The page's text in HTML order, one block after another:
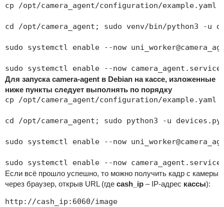
cp /opt/camera_agent/configuration/example.yaml
cd /opt/camera_agent; sudo venv/bin/python3 -u
sudo systemctl enable --now
sudo systemctl enable --now camera_agent.service
Для запуска camera-agent в Debian на кассе, изложенные
ниже пункты следует выполнять по порядку
cp /opt/camera_agent/configuration/example.yaml
cd /opt/camera_agent; sudo python3 -u devices.py
sudo systemctl enable --now
sudo systemctl enable --now camera_agent.service
Если всё прошло успешно, то можно получить кадр с камеры
через браузер, открыв URL (где cash_ip– IP-адрес кассы):
http://cash_ip:6060/image